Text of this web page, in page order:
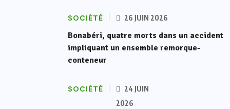
SOCIÉTÉ 26 JUIN 2026
Bonabéri, quatre morts dans un accident
impliquant un ensemble remorque-
conteneur
SOCIÉTÉ
24 JUIN
2026